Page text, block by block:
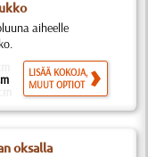
aiheelle
LISÄÄ KOKOJA,
MUUT OPTIOT
oksalla